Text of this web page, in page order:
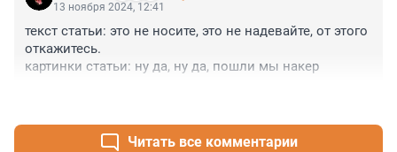
13 ноября 2024, 12:41
текст статьи: это не носите, это не надевайте, от этого
откажитесь.
картинки статьи: ну да, ну да, пошли мы накер
Читать все комментарии